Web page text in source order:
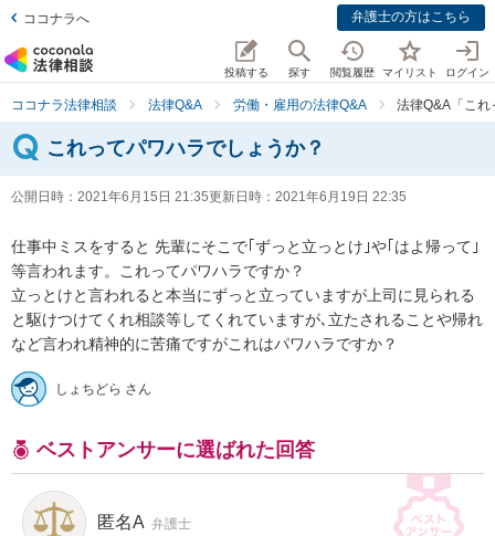
ココナラへ 弁護士の方はこちら
投稿する 探す 閲覧履歴 マイリスト ログイン
ココナラ法律相談 法律Q&A 労働・雇用の法律Q&A 法律Q&A「こ
これってパワハラでしょうか？
公開日時： 2021年6月15日 21:35更新日時： 2021年6月19日 22:35
仕事中ミスをすると 先輩にそこで｢ずっと立っとけ｣や｢はよ帰って｣
等言われます。これってパワハラですか？
立っとけと言われると本当にずっと立っていますが上司に見られる
と駆けつけてくれ相談等してくれていますが､立たされることや帰れ
しょちどら さん
ベストアンサーに選ばれた回答
匿名A 弁護士